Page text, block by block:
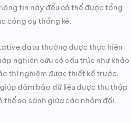
tin này đều có thể được tổng
công cụ thống kê.
data thường được thực hiện
nghiên cứu có cấu trúc như khảo
thí nghiệm được thiết kế trước.
đảm bảo dữ liệu được thu thập
thể so sánh giữa các nhóm đối